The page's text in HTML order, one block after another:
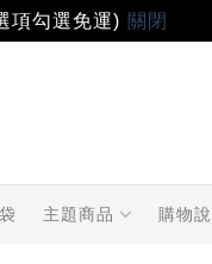
項勾選免運) 關閉
主題商品 購物